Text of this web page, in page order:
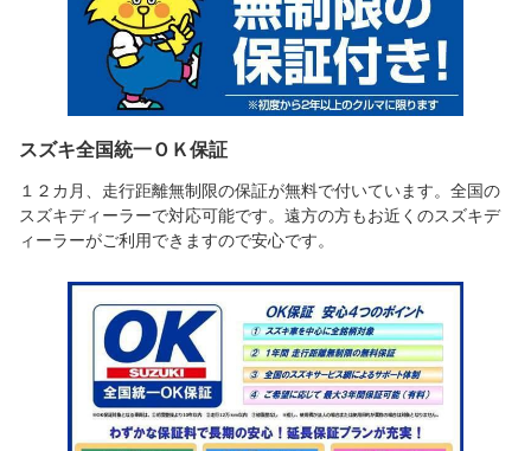
スズキ全国統一ＯＫ保証
１２カ月、走行距離無制限の保証が無料で付いています。全国の
スズキディーラーで対応可能です。遠方の方もお近くのスズキデ
ィーラーがご利用できますので安心です。